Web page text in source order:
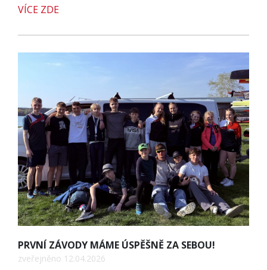
VÍCE ZDE
PRVNÍ ZÁVODY MÁME ÚSPĚŠNĚ ZA SEBOU!
zveřejněno 12.04.2026